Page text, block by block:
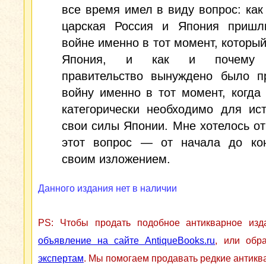
все время имел в виду вопрос:
царская Россия и Япония
войне именно в тот момент,
Япония, и как и почему
правительство вынуждено было
войну именно в тот момент,
категорически необходимо для
свои силы Японии. Мне хотелось
этот вопрос — от начала до
своим изложением.
Данного издания нет в наличии
PS: Чтобы продать подобное антикварное
объявление на сайте AntiqueBooks.ru, или
экспертам. Мы помогаем продавать редкие